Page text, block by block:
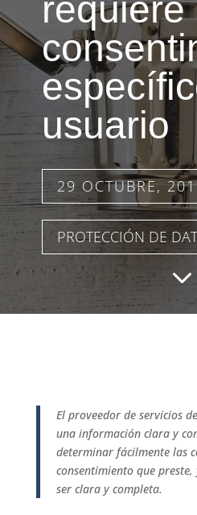
requiere
usuario
29 OCTUBRE,
PROTECCIÓN DE
3
El proveedor de servicios
una información clara y
determinar fácilmente las
consentimiento que
ser clara y completa.